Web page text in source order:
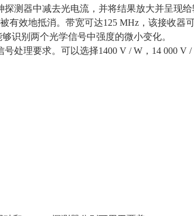
测器中减去光电流，并将结果放大并呈现
有效地抵消。带宽可达125 MHz ，该接收器
识别两个光学信号中强度的微小变化。
号处理要求。可以选择1400 V / W ， 14 000 V /